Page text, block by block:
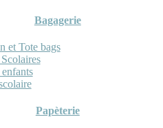
Bagagerie
et Tote bags
enfants
Papèterie